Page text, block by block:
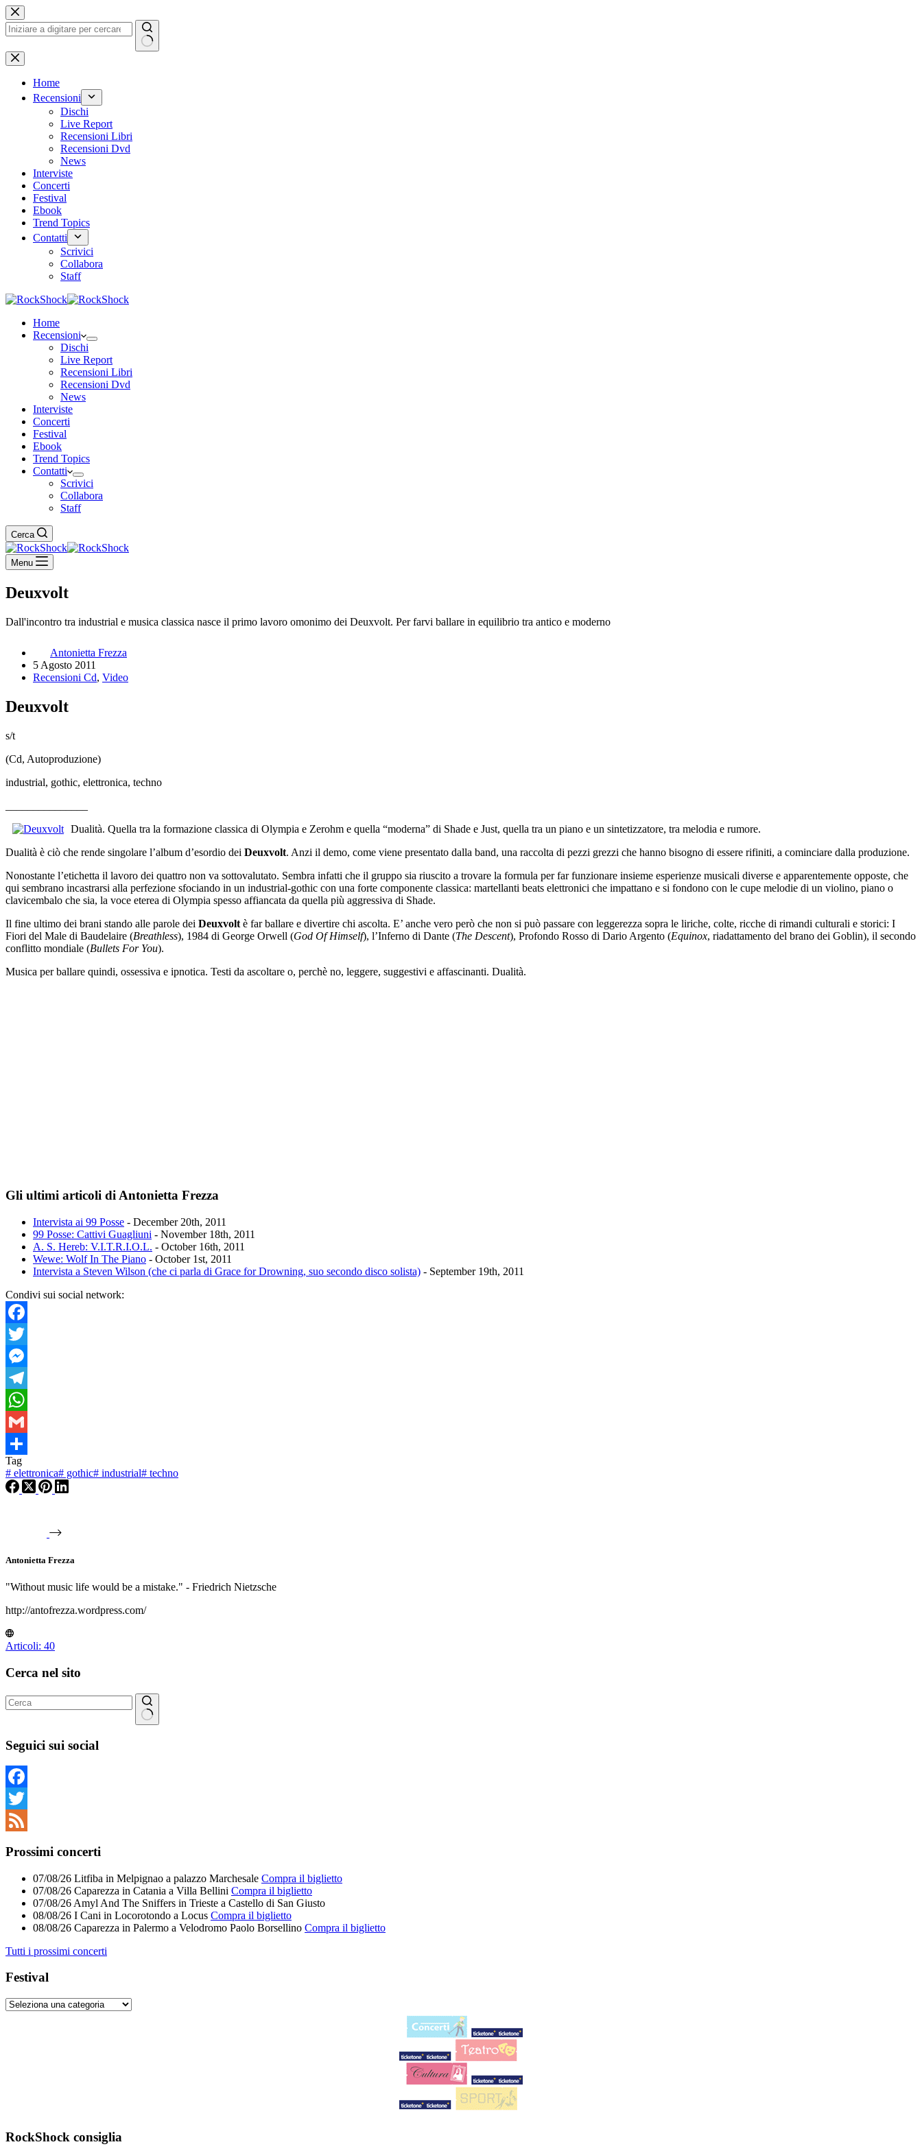
Salta
al
contenuto
Nessun
risultato
Home
Recensioni
Dischi
Live Report
Recensioni Libri
Recensioni Dvd
News
Interviste
Concerti
Festival
Ebook
Trend Topics
Contatti
Scrivici
Collabora
Staff
Home
Recensioni
Dischi
Live Report
Recensioni Libri
Recensioni Dvd
News
Interviste
Concerti
Festival
Ebook
Trend Topics
Contatti
Scrivici
Collabora
Staff
Cerca
Menu
Deuxvolt
Dall'incontro tra industrial e musica classica nasce il primo lavoro omonimo dei Deuxvolt. Per farvi ballare in equilibrio tra antico e moderno
Antonietta Frezza
5 Agosto 2011
Recensioni Cd, Video
Deuxvolt
s/t
(Cd, Autoproduzione)
industrial, gothic, elettronica, techno
Dualità. Quella tra la formazione classica di Olympia e Zerohm e quella “moderna” di Shade e Just, quella tra un piano e un sintetizzatore, tra melodia e rumore.
Dualità è ciò che rende singolare l’album d’esordio dei Deuxvolt. Anzi il demo, come viene presentato dalla band, una raccolta di pezzi grezzi che hanno bisogno di essere rifiniti, a cominciare dalla produzione.
Nonostante l’etichetta il lavoro dei quattro non va sottovalutato. Sembra infatti che il gruppo sia riuscito a trovare la formula per far funzionare insieme esperienze musicali diverse e apparentemente opposte, che
qui sembrano incastrarsi alla perfezione sfociando in un industrial-gothic con una forte componente classica: martellanti beats elettronici che impattano e si fondono con le cupe melodie di un violino, piano o
clavicembalo che sia, la voce eterea di Olympia spesso affiancata da quella più aggressiva di Shade.
Il fine ultimo dei brani stando alle parole dei Deuxvolt è far ballare e divertire chi ascolta. E’ anche vero però che non si può passare con leggerezza sopra le liriche, colte, ricche di rimandi culturali e storici: I
Fiori del Male di Baudelaire (Breathless), 1984 di George Orwell (God Of Himself), l’Inferno di Dante (The Descent), Profondo Rosso di Dario Argento (Equinox, riadattamento del brano dei Goblin), il secondo
conflitto mondiale (Bullets For You).
Musica per ballare quindi, ossessiva e ipnotica. Testi da ascoltare o, perchè no, leggere, suggestivi e affascinanti. Dualità.
Gli ultimi articoli di Antonietta Frezza
Intervista ai 99 Posse - December 20th, 2011
99 Posse: Cattivi Guagliuni - November 18th, 2011
A. S. Hereb: V.I.T.R.I.O.L. - October 16th, 2011
Wewe: Wolf In The Piano - October 1st, 2011
Intervista a Steven Wilson (che ci parla di Grace for Drowning, suo secondo disco solista) - September 19th, 2011
Condivi sui social network:
Facebook
Twitter
Messenger
Telegram
WhatsApp
Gmail
Condividi
Tag
# elettronica# gothic# industrial# techno
Antonietta Frezza
"Without music life would be a mistake." - Friedrich Nietzsche
http://antofrezza.wordpress.com/
Articoli: 40
Cerca nel sito
risultato
Seguici sui social
Facebook
Twitter
Prossimi concerti
07/08/26 Litfiba in Melpignao a palazzo Marchesale Compra il biglietto
07/08/26 Caparezza in Catania a Villa Bellini Compra il biglietto
07/08/26 Amyl And The Sniffers in Trieste a Castello di San Giusto
08/08/26 I Cani in Locorotondo a Locus Compra il biglietto
08/08/26 Caparezza in Palermo a Velodromo Paolo Borsellino Compra il biglietto
Tutti i prossimi concerti
Festival
RockShock consiglia